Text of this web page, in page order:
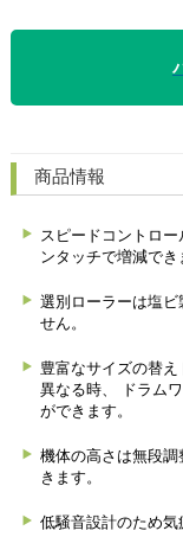
商品情報
スピードコントロ
ンタッチで増減でき
選別ローラーは塩ビ
せん。
豊富なサイズの替
異なる時、
ドラム
ができます。
機体の高さは無段
きます。
低騒音設計のため気